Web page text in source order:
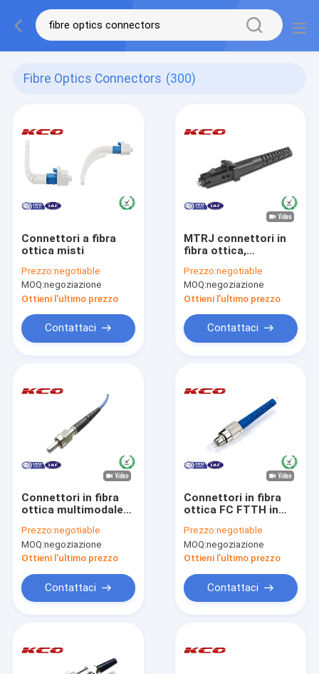
Fibre Optics Connectors (300)
Connettori a fibra
ottica misti
Prezzo:negotiable
MOQ:negoziazione
Ottieni l'ultimo prezzo
Contattaci
MTRJ connettori in
fibra ottica,
connettori in fibra
ottica duplex
Prezzo:negotiable
MOQ:negoziazione
Ottieni l'ultimo prezzo
Contattaci
Connettori in fibra
ottica multimodale
metallica
Prezzo:negotiable
MOQ:negoziazione
Ottieni l'ultimo prezzo
Contattaci
Connettori in fibra
ottica FC FTTH in
cavi patch in fibra SM
MM
Prezzo:negotiable
MOQ:negoziazione
Ottieni l'ultimo prezzo
Contattaci